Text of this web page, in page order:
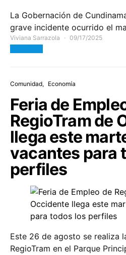
La Gobernación de
grave incidente ocurrido el
Viviana Sarrazola 09/17/2025
Comunidad Economía
Feria de
RegioTram de
llega este
vacantes para
perfiles
Este 26 de agosto se realiza
RegioTram en el Parque